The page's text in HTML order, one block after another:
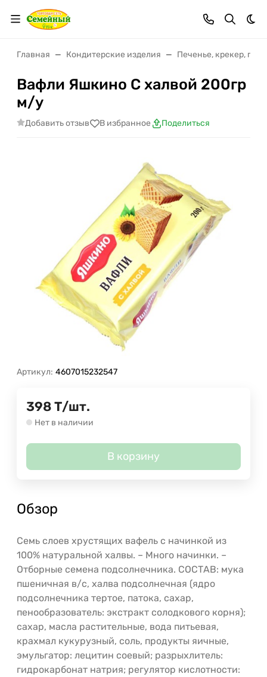
Главная Кондитерские изделия Печенье, крекер,
Вафли Яшкино С халвой 200гр
м/у
Добавить отзыв В избранное Поделиться
Артикул: 4607015232547
398 Т/шт.
Нет в наличии
В корзину
Обзор
Семь слоев хрустящих вафель с начинкой из
100% натуральной халвы. – Много начинки. –
Отборные семена подсолнечника. СОСТАВ: мука
пшеничная в/с, халва подсолнечная (ядро
подсолнечника тертое, патока, сахар,
пенообразователь: экстракт солодкового корня);
сахар, масла растительные, вода питьевая,
крахмал кукурузный, соль, продукты яичные,
эмульгатор: лецитин соевый; разрыхлитель:
гидрокарбонат натрия; регулятор кислотности: